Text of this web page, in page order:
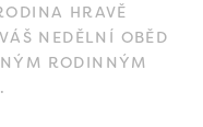
HRAVĚ
NEDĚLNÍ OBĚD
RODINNÝM